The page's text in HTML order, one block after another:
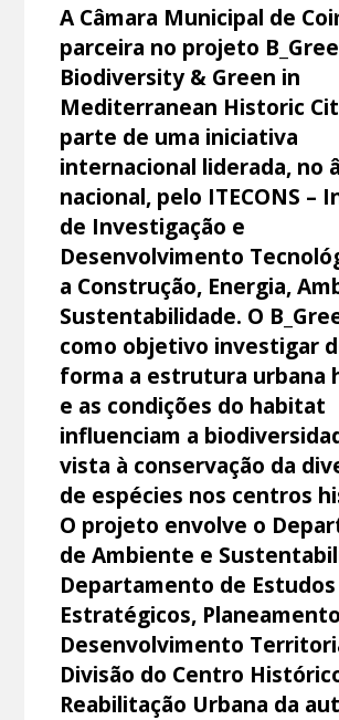
A Câmara Municipal de
parceira no projeto
Biodiversity & Green in
Mediterranean Historic
parte de uma iniciativa
internacional liderada, no
nacional, pelo ITECONS –
de Investigação e
Desenvolvimento
a Construção, Energia,
Sustentabilidade. O
como objetivo investigar
forma a estrutura urbana
e as condições do habitat
influenciam a
vista à conservação da
de espécies nos centros
O projeto envolve o
de Ambiente e
Departamento de Estudos
Estratégicos,
Desenvolvimento
Divisão do Centro
Reabilitação Urbana da